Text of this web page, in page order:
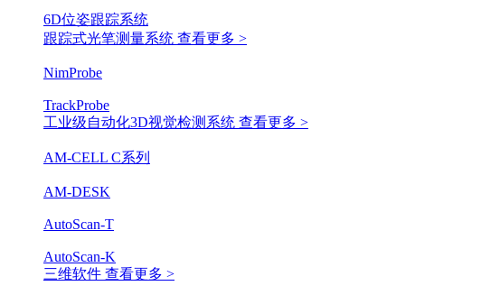
6D位姿跟踪系统
跟踪式光笔测量系统 查看更多 >
NimProbe
TrackProbe
工业级自动化3D视觉检测系统 查看更多 >
AM-CELL C系列
AM-DESK
AutoScan-T
AutoScan-K
三维软件 查看更多 >